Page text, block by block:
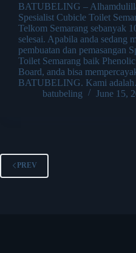
BATUBELING –
Spesialist Cubicle Toilet
Telkom Semarang sebanyak
selesai. Apabila anda sedang
pembuatan dan pemasangan
Toilet Semarang baik
Board, anda bisa
BATUBELING. Kami
batubeling
June 15,
PREV